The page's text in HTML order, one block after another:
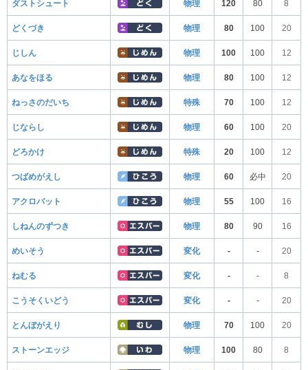
ダストシュート 物理 120 80 8
どくづき 物理 80 100 20
じしん 物理 100 100 12
あなをほる 物理 80 100 12
ねっさのだいち 特殊 70 100 12
じならし 物理 60 100 20
どろかけ 特殊 20 100 12
つばめがえし 物理 60 必中 20
アクロバット 物理 55 100 16
しねんのずつき 物理 80 90 16
めいそう 変化 - - 20
ねむる 変化 - - 8
こうそくいどう 変化 - - 20
とんぼがえり 物理 70 100 20
ストーンエッジ 物理 100 80 8